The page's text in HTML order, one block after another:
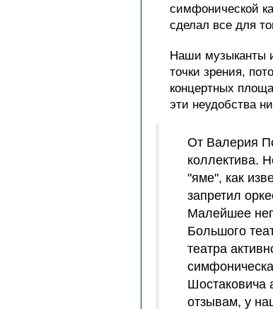
симфонической
сделал все для
Наши музыканты
точки зрения,
концертных
эти неудобства
От Валерия
коллектива.
"яме", как
запретил
Малейшее
Большого
театра
Шостаковича
отзывам, у